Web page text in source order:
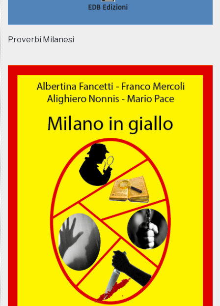
Proverbi Milanesi